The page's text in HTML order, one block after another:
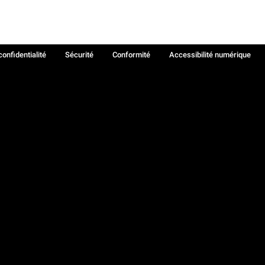
Sécurité Conformité
Accessibilité numérique